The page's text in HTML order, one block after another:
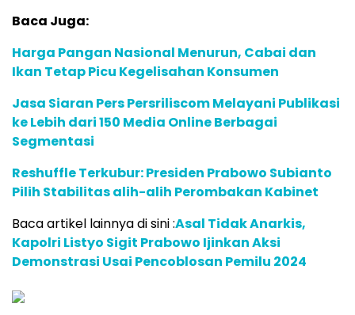
Baca Juga:
Harga Pangan Nasional Menurun, Cabai dan
Ikan Tetap Picu Kegelisahan Konsumen
Jasa Siaran Pers Persriliscom Melayani Publikasi
ke Lebih dari 150 Media Online Berbagai
Segmentasi
Reshuffle Terkubur: Presiden Prabowo Subianto
Pilih Stabilitas alih-alih Perombakan Kabinet
Baca artikel lainnya di sini :Asal Tidak Anarkis,
Kapolri Listyo Sigit Prabowo Ijinkan Aksi
Demonstrasi Usai Pencoblosan Pemilu 2024